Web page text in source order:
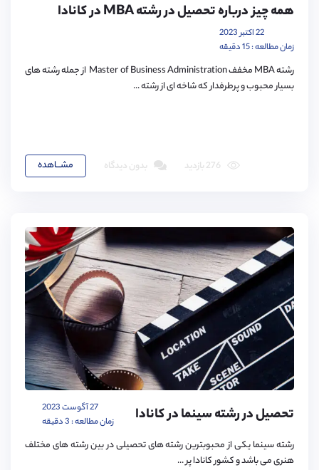
همه چیز درباره تحصیل در رشته MBA در کانادا
22 اکتبر 2023
زمان مطالعه : 15 دقیقه
رشته MBA مخفف Master of Business Administration از جمله رشته های
بسیار محبوب و پرطرفدار که شاخه ای از رشته ...
مشـــاهده بدون دیدگاه
تحصیل در رشته سینما در کانادا
27 آگوست 2023
زمان مطالعه : 3 دقیقه
رشته سینما یکی از محبوبترین رشته های تحصیلی در بین رشته های مختلف
هنری می باشد و کشور کانادا پر ...